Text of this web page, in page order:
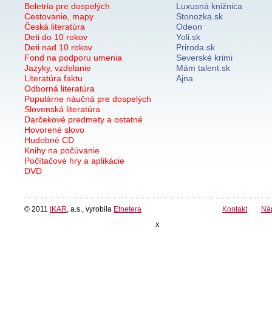
Beletria pre dospelých
Cestovanie, mapy
Česká literatúra
Deti do 10 rokov
Deti nad 10 rokov
Fond na podporu umenia
Jazyky, vzdelanie
Literatúra faktu
Odborná literatúra
Populárne náučná pre dospelých
Slovenská literatúra
Darčekové predmety a ostatné
Hovorené slovo
Hudobné CD
Knihy na počúvanie
Počítačové hry a aplikácie
DVD
Luxusná knižnica
Stonozka.sk
Odeon
Yoli.sk
Priroda.sk
Severské krimi
Mám talent.sk
Ajna
© 2011 IKAR , a.s., vyrobila Etnetera Kontakt
x